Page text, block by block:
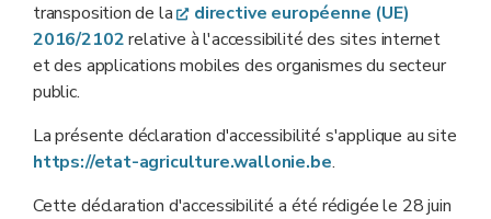
transposition de la
directive européenne (UE)
2016/2102relative à l'accessibilité des sites internet
et des applications mobiles des organismes du secteur
public.
La présente déclaration d'accessibilité s'applique au site
https://etat-agriculture.wallonie.be.
Cette déclaration d'accessibilité a été rédigée le 28 juin